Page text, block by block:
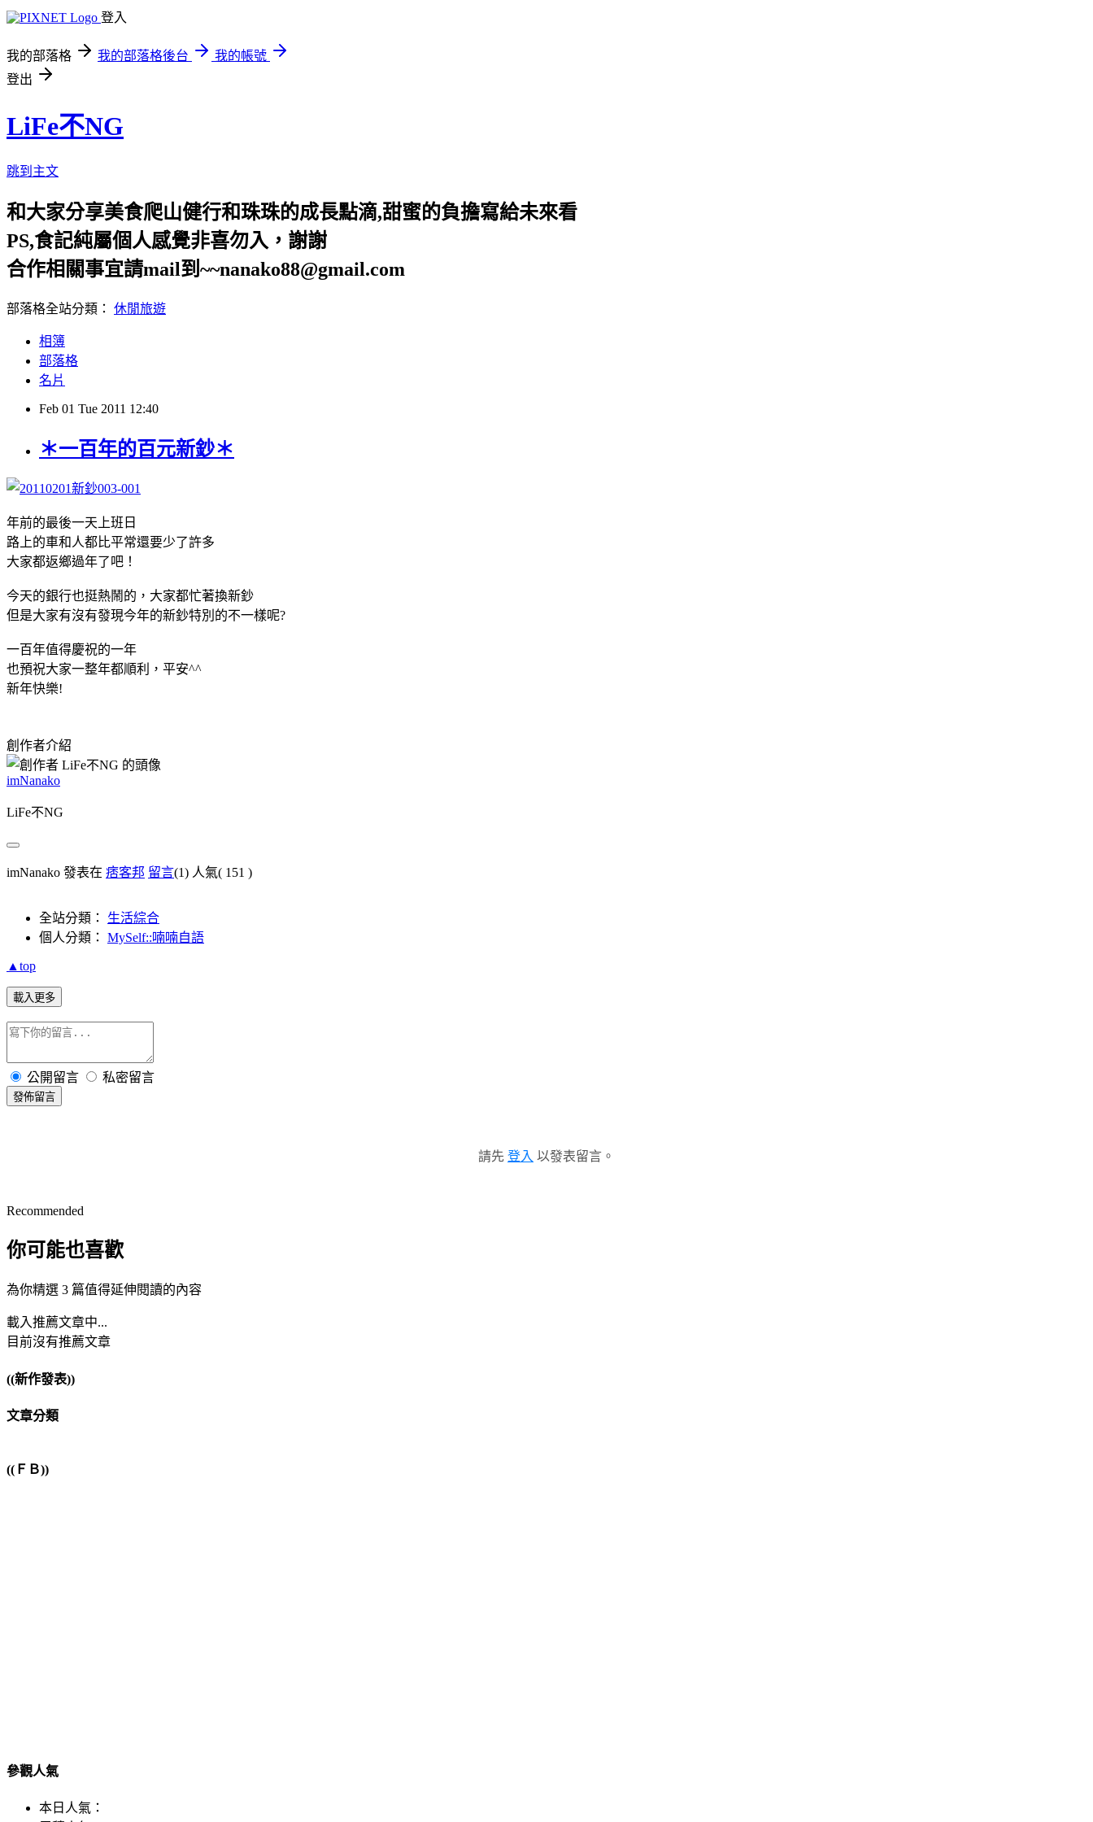
登入
我的部落格 我的部落格後台
我的帳號
登出
LiFe不NG
跳到主文
和大家分享美食爬山健行和珠珠的成長點滴,甜蜜的負擔寫給未來看
PS,食記純屬個人感覺非喜勿入，謝謝
合作相關事宜請mail到~~nanako88@gmail.com
部落格全站分類： 休閒旅遊
相簿
部落格
名片
Feb 01 Tue 2011 12:40
＊一百年的百元新鈔＊
年前的最後一天上班日
路上的車和人都比平常還要少了許多
大家都返鄉過年了吧！
今天的銀行也挺熱鬧的，大家都忙著換新鈔
但是大家有沒有發現今年的新鈔特別的不一樣呢?
一百年值得慶祝的一年
也預祝大家一整年都順利，平安^^
新年快樂!
創作者介紹
imNanako
LiFe不NG
imNanako 發表在 痞客邦 留言(1) 人氣( 151 )
全站分類： 生活綜合
個人分類： MySelf::喃喃自語
▲top
載入更多
公開留言 私密留言
發佈留言
請先 登入 以發表留言。
Recommended
你可能也喜歡
為你精選 3 篇值得延伸閱讀的內容
載入推薦文章中...
目前沒有推薦文章
((新作發表))
文章分類
((ＦＢ))
參觀人氣
本日人氣：